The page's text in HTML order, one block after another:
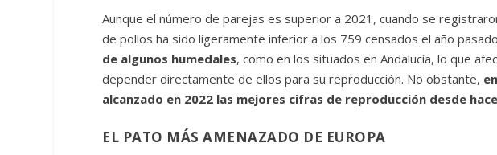
Aunque el número de parejas es superior a 2021, cuando se
de pollos ha sido ligeramente inferior a los 759 censados el año
de algunos humedales, como en los situados en Andalucía, lo que
depender directamente de ellos para su reproducción. No obstante,
alcanzado en 2022 las mejores cifras de reproducción desde
EL PATO MÁS AMENAZADO DE EUROPA